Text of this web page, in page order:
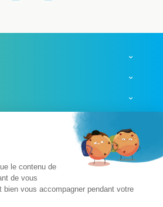
Mentions légales